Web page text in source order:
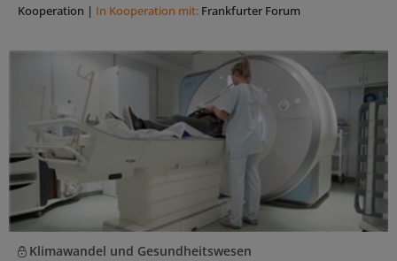
Kooperation | In Kooperation mit: Frankfurter Forum
Klimawandel und Gesundheitswesen